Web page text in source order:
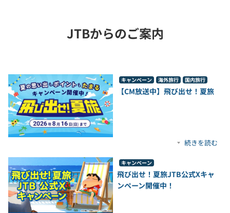
JTBからのご案内
キャンペーン 海外旅行 国内旅行
【CM放送中】飛び出せ！夏旅
続きを読む
キャンペーン
飛び出せ！夏旅JTB公式Xキャ
ンペーン開催中！